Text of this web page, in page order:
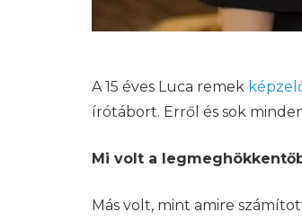
A 15 éves Luca remek
írótábort. Erről és sok
Mi volt a
Más volt, mint amire